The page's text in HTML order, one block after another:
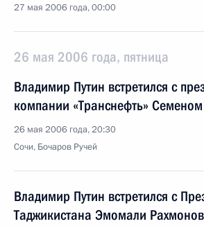
27 мая 2006 года, 00:00
26 мая 2006 года, пятница
Владимир Путин встретился с
компании «Транснефть»
26 мая 2006 года, 20:30
Сочи, Бочаров Ручей
Владимир Путин встретился с
Таджикистана Эмомали